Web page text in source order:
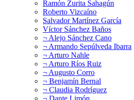
Ramón Zurita Sahagún
Roberto Vizcaíno
Salvador Martínez García
Víctor Sánchez Baños
¬ Alejo Sánchez Cano
¬ Armando Sepúlveda Ibarra
¬ Arturo Nahle
¬ Arturo Ríos Ruiz
¬ Augusto Corro
¬ Benjamín Bernal
¬ Claudia Rodríguez
¬ Dante Limón